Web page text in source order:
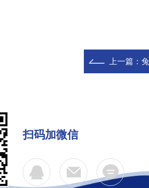
上一篇：
扫码加微信